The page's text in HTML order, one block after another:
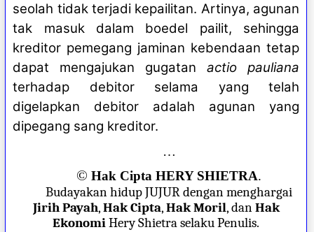
seolah tidak terjadi kepailitan. Artinya, agunan
tak masuk dalam boedel pailit, sehingga
kreditor pemegang jaminan kebendaan tetap
dapat mengajukan gugatanactio pauliana
terhadap debitor selama yang telah
digelapkan debitor adalah agunan yang
dipegang sang kreditor.
…
©Hak Cipta HERY SHIETRA.
Budayakan hidup JUJUR dengan menghargai
Jirih Payah,Hak Cipta,Hak Moril, danHak
EkonomiHery Shietra selaku Penulis.